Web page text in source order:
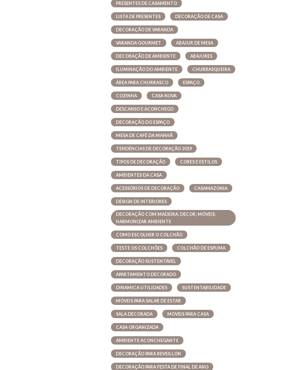
PRESENTES DE CASAMENTO
LISTA DE PRESENTES DECORAÇÃO DE CASA
DECORAÇÃO DE VARANDA
VARANDA GOURMET ABAJUR DE MESA
DECORAÇÃO DE AMBIENTE ABAJURES
ILUMINAÇÃO DO AMBIENTE CHURRASQUEIRA
ÁREA PARA CHURRASCO ESPAÇO
COZINHA CASA NOVA
DESCANSO E ACONCHEGO
DECORAÇÃO DO ESPAÇO
MESA DE CAFÉ DA MANHÃ
TENDÊNCIAS DE DECORAÇÃO 2019
TIPOS DE DECORAÇÃO CORES E ESTILOS
AMBIENTES DA CASA
ACESSÓRIOS DE DECORAÇÃO CASAMAZONIA
DESIGN DE INTERIORES
DECORAÇÃO COM MADEIRA; DECOR; MÓVEIS;
HARMONIZAR AMBIENTE
COMO ESCOLHER O COLCHÃO
TESTE OS COLCHÕES COLCHÃO DE ESPUMA
DECORAÇÃO SUSTENTÁVEL
APARTAMENTO DECORADO
DINAMICA UTILIDADES SUSTENTABILIDADE
MÓVEIS PARA SALAR DE ESTAR
SALA DECORADA MÓVEIS PARA CASA
CASA ORGANIZADA
AMBIENTE ACONCHEGANTE
DECORAÇÃO PARA REVEILLON
DECORAÇÃO PARA FESTA DE FINAL DE ANO